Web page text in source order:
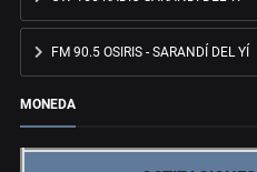
FM 90.5 OSIRIS - SARANDÍ DEL YÍ
MONEDA